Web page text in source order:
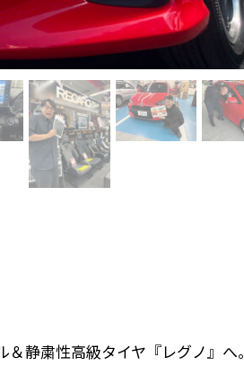
静粛性高級タイヤ『レグノ』へ。